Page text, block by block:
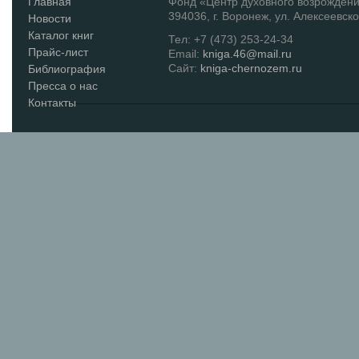
Новости
Каталог книг
Прайс-лист
Библиография
Пресса о нас
Контакты
394036, г. Воронеж, ул.
Тел: +7 (473) 253-24-34
Email: kniga.46@mail.ru
Сайт: kniga-chernozem.ru